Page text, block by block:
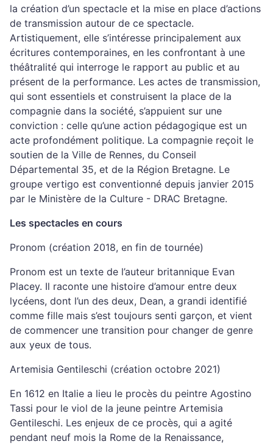
la création d’un spectacle et la mise en place d’actions
de transmission autour de ce spectacle.
Artistiquement, elle s’intéresse principalement aux
écritures contemporaines, en les confrontant à une
théâtralité qui interroge le rapport au public et au
présent de la performance. Les actes de transmission,
qui sont essentiels et construisent la place de la
compagnie dans la société, s’appuient sur une
conviction : celle qu’une action pédagogique est un
acte profondément politique. La compagnie reçoit le
soutien de la Ville de Rennes, du Conseil
Départemental 35, et de la Région Bretagne. Le
groupe vertigo est conventionné depuis janvier 2015
par le Ministère de la Culture - DRAC Bretagne.
Les spectacles en cours
Pronom (création 2018, en fin de tournée)
Pronom est un texte de l’auteur britannique Evan
Placey. Il raconte une histoire d’amour entre deux
lycéens, dont l’un des deux, Dean, a grandi identifié
comme fille mais s’est toujours senti garçon, et vient
de commencer une transition pour changer de genre
aux yeux de tous.
Artemisia Gentileschi (création octobre 2021)
En 1612 en Italie a lieu le procès du peintre Agostino
Tassi pour le viol de la jeune peintre Artemisia
Gentileschi. Les enjeux de ce procès, qui a agité
pendant neuf mois la Rome de la Renaissance,